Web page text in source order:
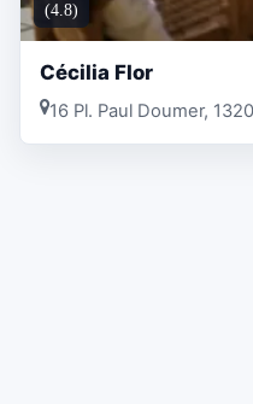
(4.8)
Cécilia Flor
16 Pl. Paul Doumer,